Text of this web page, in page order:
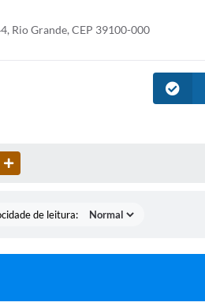
Rio Grande, CEP 39100-000
de leitura: